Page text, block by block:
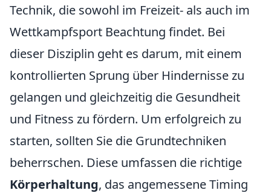
Technik, die sowohl im Freizeit- als auch im
Wettkampfsport Beachtung findet. Bei
dieser Disziplin geht es darum, mit einem
kontrollierten Sprung über Hindernisse zu
gelangen und gleichzeitig die Gesundheit
und Fitness zu fördern. Um erfolgreich zu
starten, sollten Sie die Grundtechniken
beherrschen. Diese umfassen die richtige
Körperhaltung, das angemessene Timing